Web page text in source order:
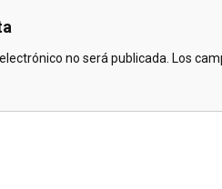
no será publicada. Los